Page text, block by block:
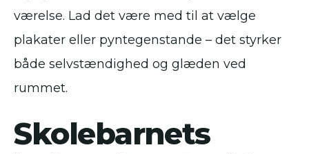
værelse. Lad det være med til at vælge
plakater eller pyntegenstande – det styrker
både selvstændighed og glæden ved
rummet.
Skolebarnets